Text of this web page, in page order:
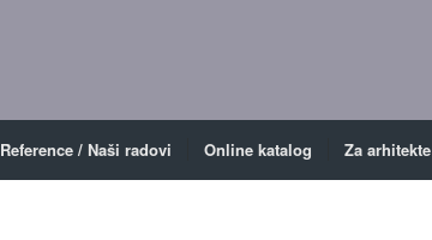
Reference / Naši radovi Online katalog Za arhitekte